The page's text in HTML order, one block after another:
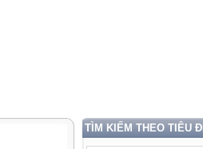
TÌM KIẾM THEO TIÊU